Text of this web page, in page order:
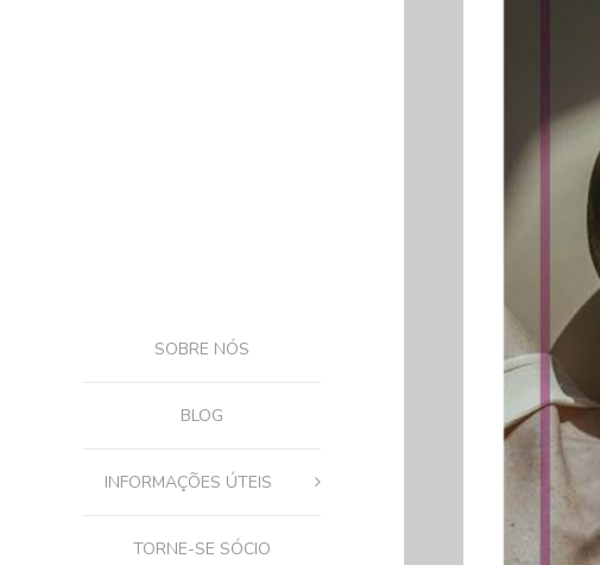
SOBRE NÓS
BLOG
INFORMAÇÕES ÚTEIS
TORNE-SE SÓCIO